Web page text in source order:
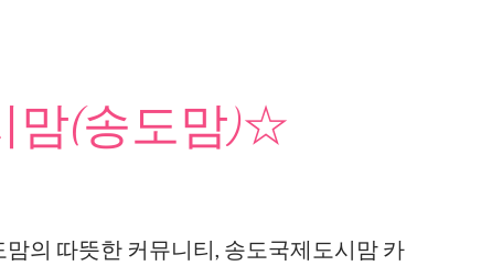
맘(송도맘)☆
의 따뜻한 커뮤니티, 송도국제도시맘 카